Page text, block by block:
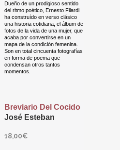
Dueño de un prodigioso sentido
del ritmo poético, Ernesto Filardi
ha construído en verso clásico
una historia cotidiana, el álbum de
fotos de la vida de una mujer, que
acaba por convertirse en un
mapa de la condición femenina.
Son en total cincuenta fotografías
en forma de poema que
condensan otros tantos
momentos.
Breviario Del Cocido
José Esteban
18,00€